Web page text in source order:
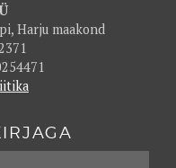
Harju maakond